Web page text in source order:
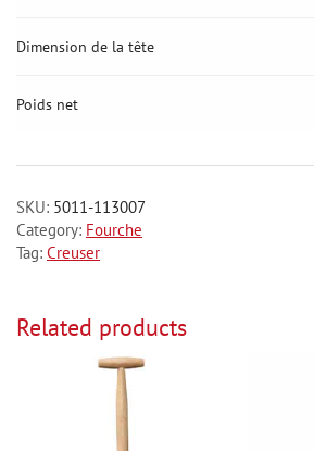
Dimension de la tête
Poids net
SKU: 5011-113007
Category: Fourche
Tag: Creuser
Related products